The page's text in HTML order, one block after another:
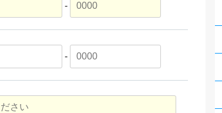
-
-